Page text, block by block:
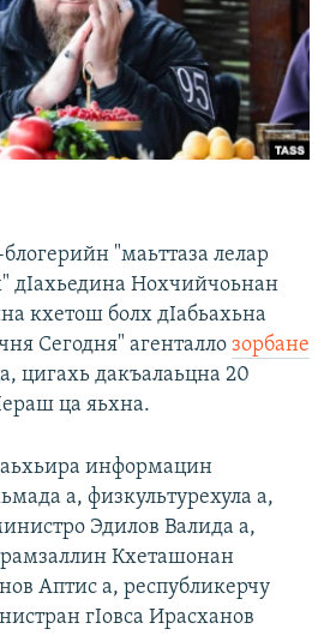
"маьттаза лелар
дIахьедина Нохчийчоьнан
кхетош болх дIабьахьна
Сегодня" агенталло зорбане
цигахь дакъалаьцна 20
ца яьхна.
информацин
а, физкультурехула а,
Эдилов Валида а,
Кхеташонан
Аптис а, республикерчу
гIовса Ирасханов